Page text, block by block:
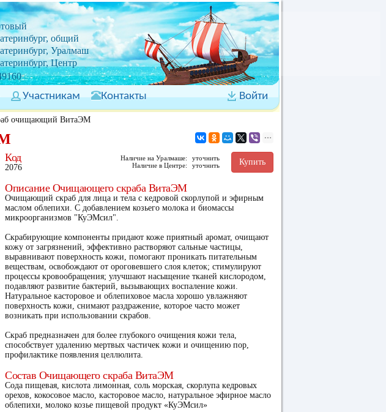
общий
Уралмаш
Центр
Участникам Контакты Войти
очищающий ВитаЭМ
Наличие на Уралмаше:
уточнить
Наличие в Центре:
уточнить Купить
Код
2076
Описание Очищающего скраба ВитаЭМ
Очищающий скраб для лица и тела с кедровой скорлупой и эфирным
маслом облепихи. С добавлением козьего молока и биомассы
микроорганизмов "КуЭМсил".
Скрабирующие компоненты придают коже приятный аромат, очищают
кожу от загрязнений, эффективно растворяют сальные частицы,
выравнивают поверхность кожи, помогают проникать питательным
веществам, освобождают от ороговевшего слоя клеток; стимулируют
процессы кровообращения; улучшают насыщение тканей кислородом,
подавляют развитие бактерий, вызывающих воспаление кожи.
Натуральное касторовое и облепиховое масла хорошо увлажняют
поверхность кожи, снимают раздражение, которое часто может
возникать при использовании скрабов.
Скраб предназначен для более глубокого очищения кожи тела,
способствует удалению мертвых частичек кожи и очищению пор,
профилактике появления целлюлита.
Состав Очищающего скраба ВитаЭМ
Сода пищевая, кислота лимонная, соль морская, скорлупа кедровых
орехов, кокосовое масло, касторовое масло, натуральное эфирное масло
облепихи, молоко козье пищевой продукт «КуЭМсил»